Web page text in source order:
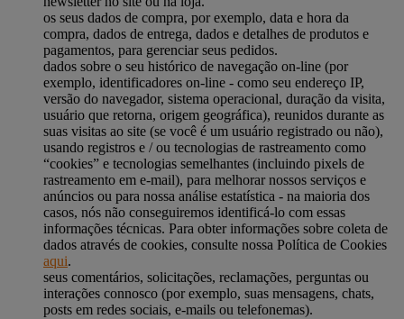
os seus dados de compra, por exemplo, data e hora da
compra, dados de entrega, dados e detalhes de produtos e
pagamentos, para gerenciar seus pedidos.
dados sobre o seu histórico de navegação on-line (por
exemplo, identificadores on-line - como seu endereço IP,
versão do navegador, sistema operacional, duração da visita,
usuário que retorna, origem geográfica), reunidos durante as
suas visitas ao site (se você é um usuário registrado ou não),
usando registros e / ou tecnologias de rastreamento como
“cookies” e tecnologias semelhantes (incluindo pixels de
rastreamento em e-mail), para melhorar nossos serviços e
anúncios ou para nossa análise estatística - na maioria dos
casos, nós não conseguiremos identificá-lo com essas
informações técnicas. Para obter informações sobre coleta de
dados através de cookies, consulte nossa Política de Cookies
aqui.
seus comentários, solicitações, reclamações, perguntas ou
interações connosco (por exemplo, suas mensagens, chats,
posts em redes sociais, e-mails ou telefonemas).